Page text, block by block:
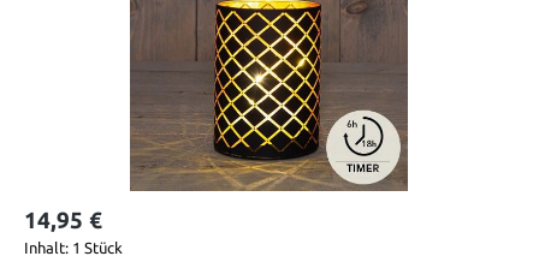
14,95 €
Inhalt: 1 Stück